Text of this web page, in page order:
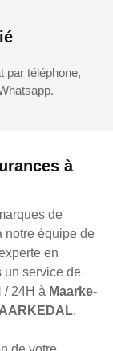
à
de
notre équipe de
en
un service de
/ 24H à Maarke-
.
par téléphone,